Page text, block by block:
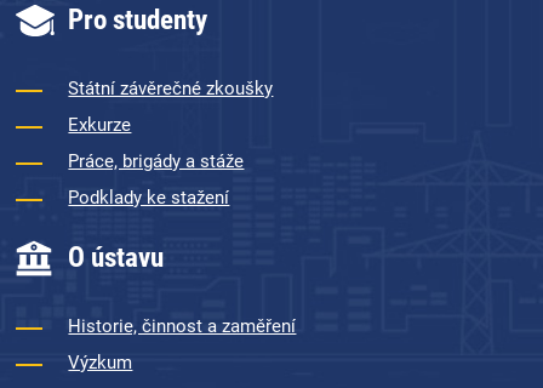
Pro studenty
Státní závěrečné zkoušky
Exkurze
Práce, brigády a stáže
Podklady ke stažení
O ústavu
Historie, činnost a zaměření
Výzkum